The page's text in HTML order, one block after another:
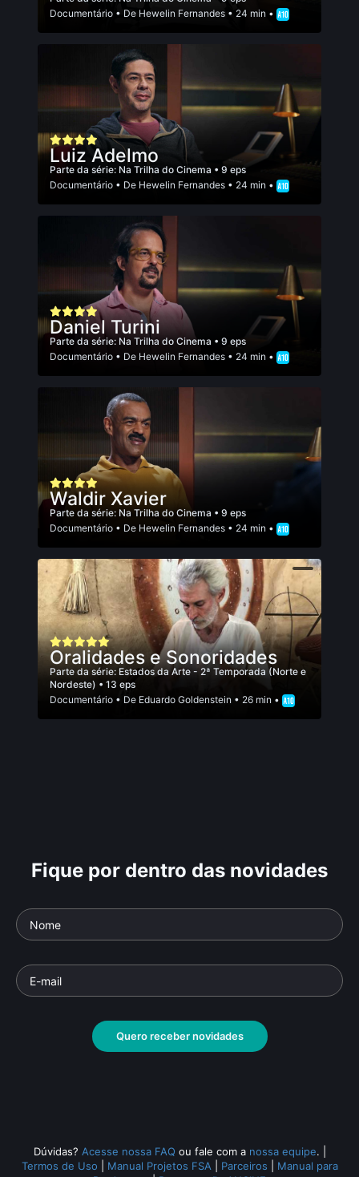
Documentário • De Hewelin Fernandes • 24 min •
Luiz Adelmo
Parte da série: Na Trilha do Cinema • 9 eps
Documentário • De Hewelin Fernandes • 24 min •
Daniel Turini
Parte da série: Na Trilha do Cinema • 9 eps
Documentário • De Hewelin Fernandes • 24 min •
Waldir Xavier
Parte da série: Na Trilha do Cinema • 9 eps
Documentário • De Hewelin Fernandes • 24 min •
Oralidades e Sonoridades
Parte da série: Estados da Arte - 2ª Temporada (Norte e
Nordeste) • 13 eps
Documentário • De Eduardo Goldenstein • 26 min •
Fique por dentro das novidades
Quero receber novidades
Dúvidas? Acesse nossa FAQ ou fale com a nossa equipe.
Termos de Uso
Manual Projetos FSA Parceiros
Manual para